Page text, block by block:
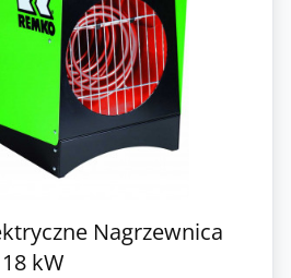
Nagrzewnica
kW